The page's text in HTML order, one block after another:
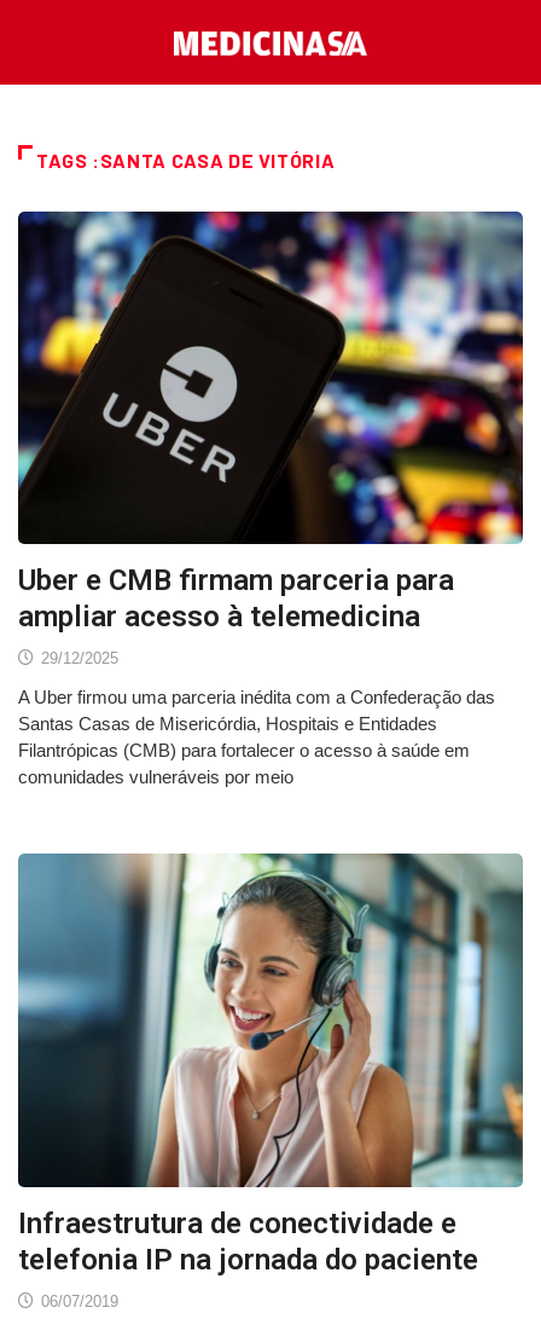
TAGS :SANTA CASA DE VITÓRIA
Uber e CMB firmam parceria para
ampliar acesso à telemedicina
29/12/2025
A Uber firmou uma parceria inédita com a Confederação das
Santas Casas de Misericórdia, Hospitais e Entidades
Filantrópicas (CMB) para fortalecer o acesso à saúde em
comunidades vulneráveis por meio
Infraestrutura de conectividade e
telefonia IP na jornada do paciente
06/07/2019